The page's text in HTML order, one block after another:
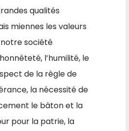
qualités
miennes les valeurs
société
l’hu­milité, le
de la règle de
la nécessité de
le bâton et la
pour la patrie, la